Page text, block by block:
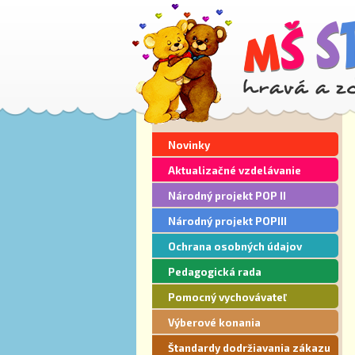
Novinky
Aktualizačné vzdelávanie
Národný projekt POP II
Národný projekt POPIII
Ochrana osobných údajov
Pedagogická rada
Pomocný vychovávateľ
Výberové konania
Štandardy dodržiavania zákazu